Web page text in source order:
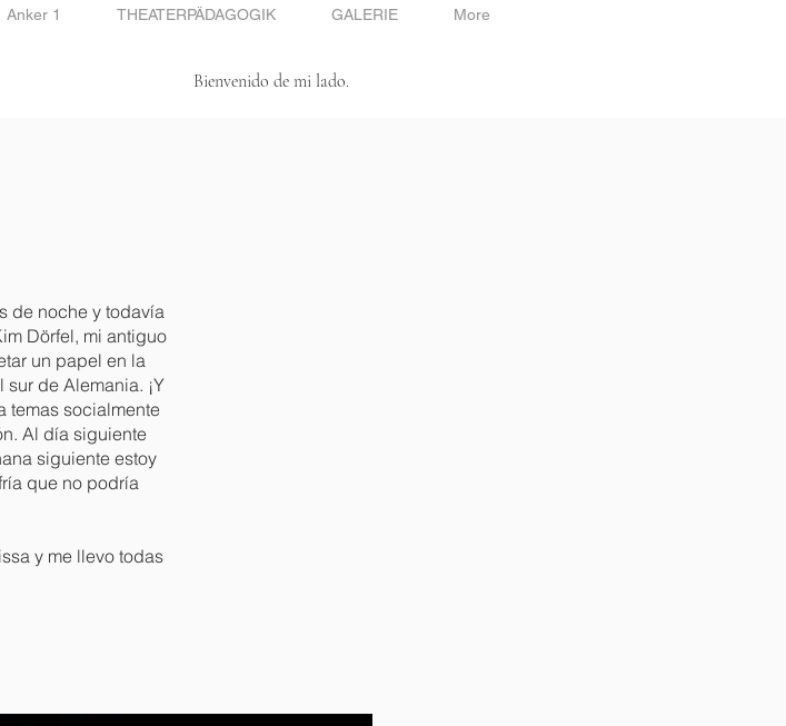
Anker 1 THEATERPÄDAGOGIK GALERIE More
Bienvenido de mi lado.
de noche y todavía
Dörfel, mi antiguo
un papel en la
sur de Alemania. ¡Y
temas socialmente
Al día siguiente
siguiente estoy
que no podría
y me llevo todas